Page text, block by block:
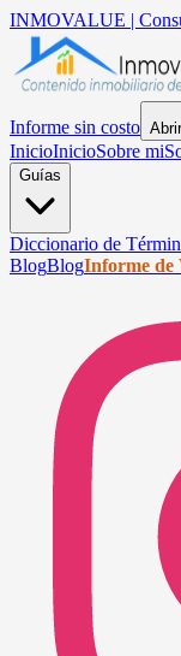
INMOVALUE |
Informe sin costo
InicioInicioSobre mi
Guías
Diccionario de
BlogBlogInforme de